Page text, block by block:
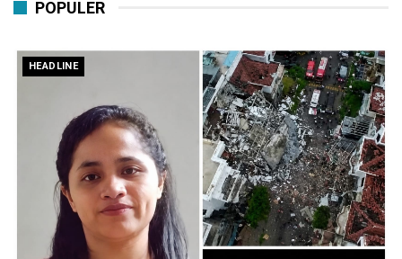
POPULER
HEADLINE